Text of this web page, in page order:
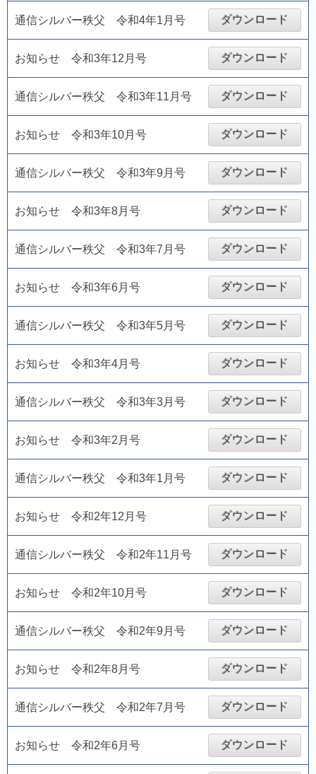
通信シルバー秩父 令和4年1月号 ダウンロード
お知らせ 令和3年12月号 ダウンロード
通信シルバー秩父 令和3年11月号 ダウンロード
お知らせ 令和3年10月号 ダウンロード
通信シルバー秩父 令和3年9月号 ダウンロード
お知らせ 令和3年8月号 ダウンロード
通信シルバー秩父 令和3年7月号 ダウンロード
お知らせ 令和3年6月号 ダウンロード
通信シルバー秩父 令和3年5月号 ダウンロード
お知らせ 令和3年4月号 ダウンロード
通信シルバー秩父 令和3年3月号 ダウンロード
お知らせ 令和3年2月号 ダウンロード
通信シルバー秩父 令和3年1月号 ダウンロード
お知らせ 令和2年12月号 ダウンロード
通信シルバー秩父 令和2年11月号 ダウンロード
お知らせ 令和2年10月号 ダウンロード
通信シルバー秩父 令和2年9月号 ダウンロード
お知らせ 令和2年8月号 ダウンロード
通信シルバー秩父 令和2年7月号 ダウンロード
お知らせ 令和2年6月号 ダウンロード